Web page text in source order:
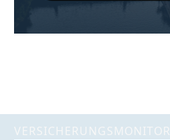
VERSICHERUNGSMONITOR